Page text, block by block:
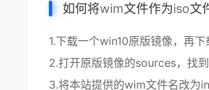
如何将wim文件作为iso文
1.下载一个win10原版镜像 ，再
2.打开原版镜像的sources，找
3.将本站提供的wim文件名改为